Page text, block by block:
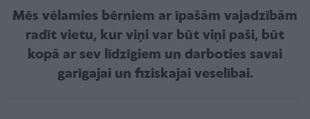
Mēs vēlamies bērniem ar īpašām vajadzībām
radīt vietu, kur viņi var būt viņi paši, būt
kopā ar sev līdzīgiem un darboties savai
garīgajai un fiziskajai veselībai.